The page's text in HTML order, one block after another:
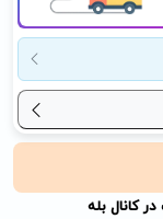
کانال بله